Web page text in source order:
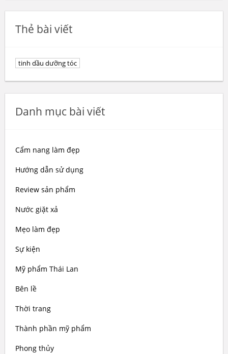
Thẻ bài viết
tinh dầu dưỡng tóc
Danh mục bài viết
Cẩm nang làm đẹp
Hướng dẫn sử dụng
Review sản phẩm
Nước giặt xả
Mẹo làm đẹp
Sự kiện
Mỹ phẩm Thái Lan
Bên lề
Thời trang
Thành phần mỹ phẩm
Phong thủy